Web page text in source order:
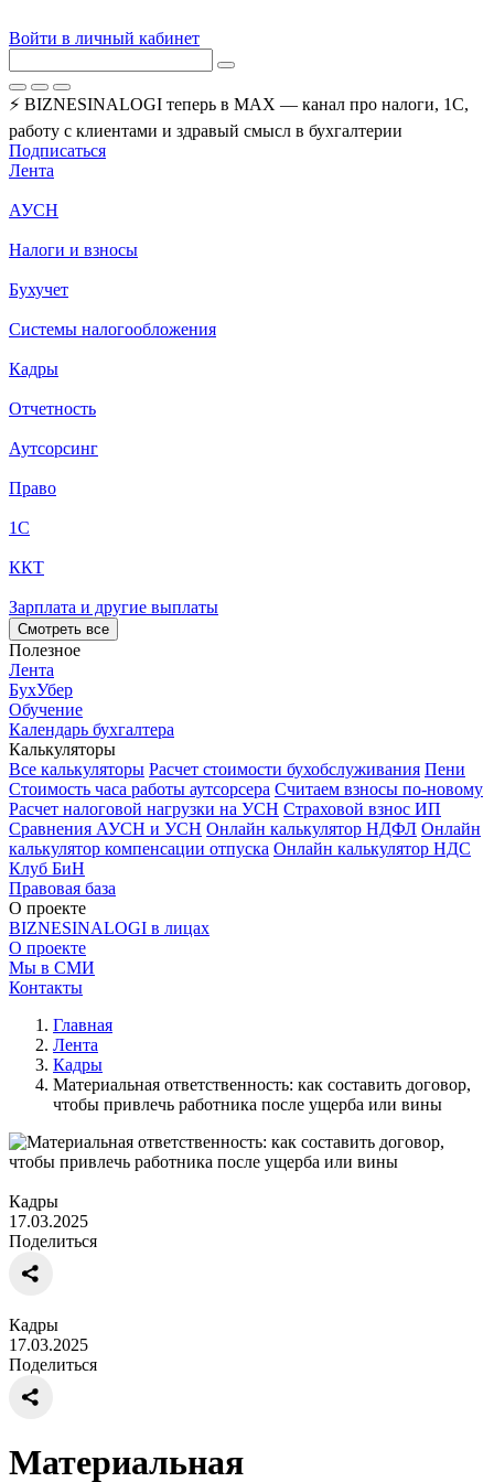
Войти в личный кабинет
⚡ BIZNESINALOGI теперь в MAX — канал про налоги, 1С,
работу с клиентами и здравый смысл в бухгалтерии
Подписаться
Лента
АУСН
Налоги и взносы
Бухучет
Системы налогообложения
Кадры
Отчетность
Аутсорсинг
Право
1С
ККТ
Зарплата и другие выплаты
Смотреть все
Полезное
Лента
БухУбер
Обучение
Календарь бухгалтера
Калькуляторы
Все калькуляторы Расчет стоимости бухобслуживания Пени
Стоимость часа работы аутсорсера Считаем взносы по-новому
Расчет налоговой нагрузки на УСН Страховой взнос ИП
Сравнения АУСН и УСН Онлайн калькулятор НДФЛ Онлайн
калькулятор компенсации отпуска Онлайн калькулятор НДС
Клуб БиН
Правовая база
О проекте
BIZNESINALOGI в лицах
О проекте
Мы в СМИ
Контакты
Главная
Лента
Кадры
Материальная ответственность: как составить договор,
чтобы привлечь работника после ущерба или вины
Кадры
17.03.2025
Поделиться
Кадры
17.03.2025
Поделиться
Материальная